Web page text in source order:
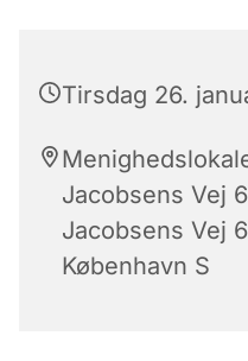
Tirsdag 26.
Jacobsens Vej
Jacobsens Vej
København S